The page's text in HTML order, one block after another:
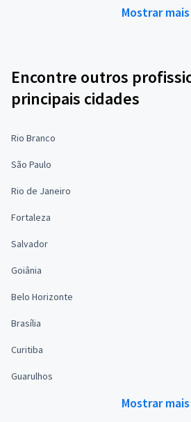
Mostrar mais
Encontre outros
principais cidades
Rio Branco
São Paulo
Rio de Janeiro
Fortaleza
Salvador
Goiânia
Belo Horizonte
Brasília
Curitiba
Guarulhos
Mostrar mais